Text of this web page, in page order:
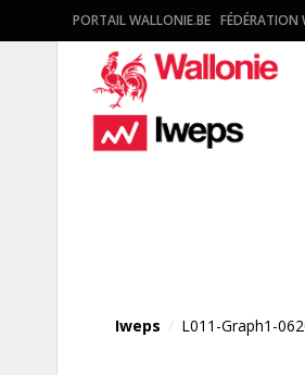
PORTAIL WALLONIE.BE FÉDÉRATION
Iweps / L011-Graph1-